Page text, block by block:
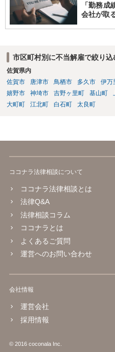
「勤務
会社が取
市区町村別に不当解雇で絞り込
佐賀県内
佐賀市
唐津市 鳥栖市 多久市 伊万
嬉野市
神埼市 吉野ヶ里町 基山町
大町町
江北町 白石町 太良町
ココナラ法律相談について
ココナラ法律相談とは
法律Q&A
法律相談コラム
ココナラとは
よくあるご質問
運営へのお問い合わせ
会社情報
運営会社
採用情報
© 2016 coconala Inc.